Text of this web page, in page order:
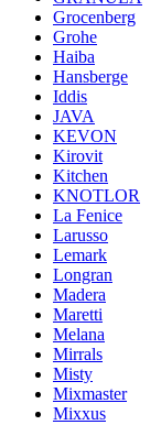
Grocenberg
Grohe
Haiba
Hansberge
Iddis
JAVA
KEVON
Kirovit
Kitchen
KNOTLOR
La Fenice
Larusso
Lemark
Longran
Madera
Maretti
Melana
Mirrals
Misty
Mixmaster
Mixxus